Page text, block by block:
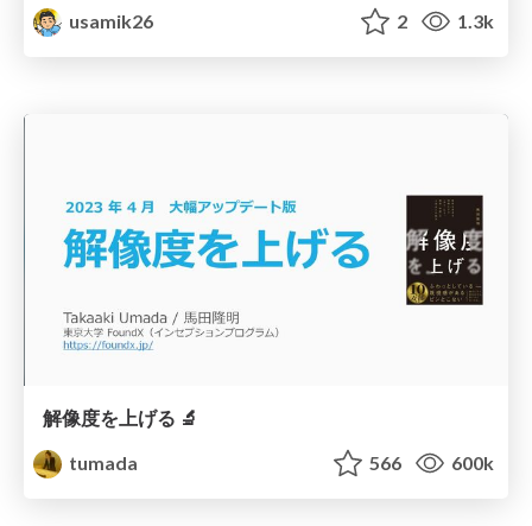
usamik26
2 1.3k
解像度を上げる 🔬
tumada
566 600k